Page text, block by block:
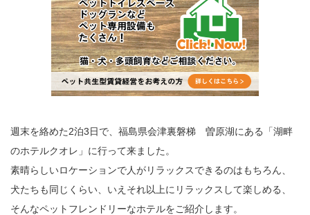
週末を絡めた2泊3日で、福島県会津裏磐梯 曽原湖にある「湖畔
のホテルクオレ」に行って来ました。
素晴らしいロケーションで人がリラックスできるのはもちろん、
犬たちも同じくらい、いえそれ以上にリラックスして楽しめる、
そんなペットフレンドリーなホテルをご紹介します。